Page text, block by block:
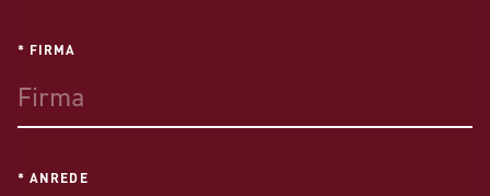
* FIRMA
* ANREDE